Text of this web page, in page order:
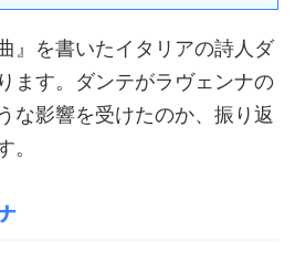
』を書いたイタリアの詩人ダ
ます。ダンテがラヴェンナの
な影響を受けたのか、振り返
。